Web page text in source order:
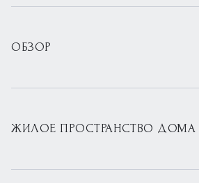
ОБЗОР
ЖИЛОЕ ПРОСТРАНСТВО ДОМА